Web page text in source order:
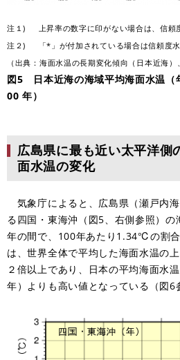
注１) 上昇率の数字に印がない場合は、信頼
注２) 「*」が付加されている場合は信頼度水
（出典：海面水温の長期変化傾向（日本近海）
図5 日本近海の海域平均海面水温
00 年）
広島県に最も近い太平洋側
面水温の変化
気象庁によると、広島県（瀬戸内
る四国・東海沖（図5、右側参照）
年の間で、100年あたり1.34℃の割
は、世界全体で平均した海面水温
２倍以上であり、日本の平均海面
年）よりも高い値となっている（図6